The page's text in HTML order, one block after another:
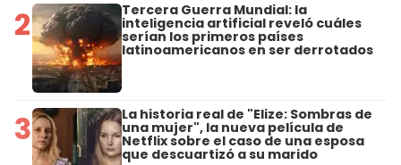
2 Tercera Guerra Mundial: la
inteligencia artificial reveló cuáles
serían los primeros países
latinoamericanos en ser derrotados
3 La historia real de "Elize: Sombras de
una mujer", la nueva película de
Netflix sobre el caso de una esposa
que descuartizó a su marido